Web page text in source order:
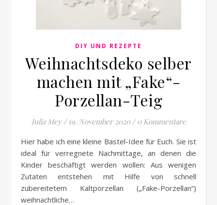
DIY UND REZEPTE
Weihnachtsdeko selber
machen mit „Fake“-
Porzellan-Teig
Julia Mey / 19. November 2020 / 0 Kommentare
Hier habe ich eine kleine Bastel-Idee für Euch. Sie ist
ideal für verregnete Nachmittage, an denen die
Kinder beschäftigt werden wollen: Aus wenigen
Zutaten entstehen mit Hilfe von schnell
zubereitetem Kaltporzellan („Fake-Porzellan“)
weihnachtliche…